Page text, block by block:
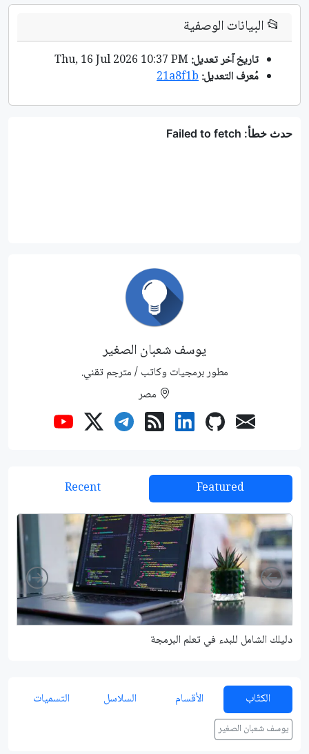
📂البيانات الوصفية
تاريخ آخر تعديل:
مُعرف التعديل:21a8f1b
يوسف شعبان الصغير
مطور برمجيات وكاتب / مترجم تقني.
مصر
Featured
Recent
دليلك الشامل للبدء في تعلم البرمجة
Left
الكتّاب الأقسام السلاسل التسميات
يوسف شعبان الصغير